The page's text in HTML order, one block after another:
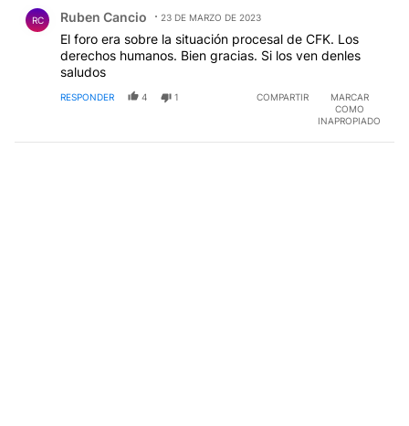
RC Ruben Cancio 23 DE MARZO DE 2023
El foro era sobre la situación procesal de CFK. Los
derechos humanos. Bien gracias. Si los ven denles
saludos
RESPONDER 4 1 COMPARTIR
MARCAR
COMO
INAPROPIADO